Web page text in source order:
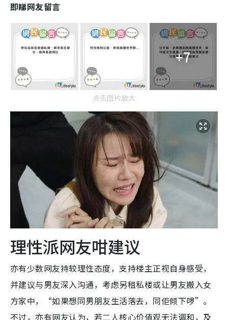
即睇网友留言
+7
点击图片放大
理性派网友咁建议
亦有少数网友持较理性态度，支持楼主正视自身感受，
并建议与男友深入沟通，考虑另租私楼或让男友搬入女
方家中，“如果想同男朋友生活落去，同佢倾下啰”。
不过，亦有网友认为，若二人核心价值观无法调和，及